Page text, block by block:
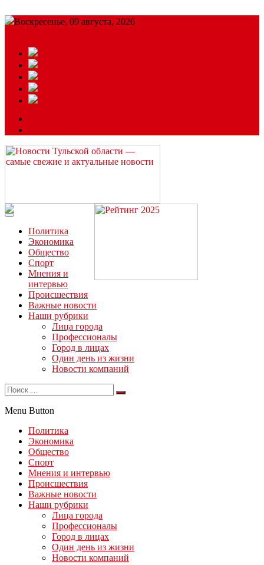
Воскресенье, 09 августа, 2026
Читайте последние новости дня в Тульской области на сайте
“ЗаНовомосковск”
Политика
Экономика
Общество
Спорт
Мнения и
интервью
Происшествия
Важные новости
Наши рубрики
Лица города
Профессионалы
Город в лицах
Один день из жизни
Новости компаний
Menu Button
Политика
Экономика
Общество
Спорт
Мнения и интервью
Происшествия
Важные новости
Наши рубрики
Лица города
Профессионалы
Город в лицах
Один день из жизни
Новости компаний